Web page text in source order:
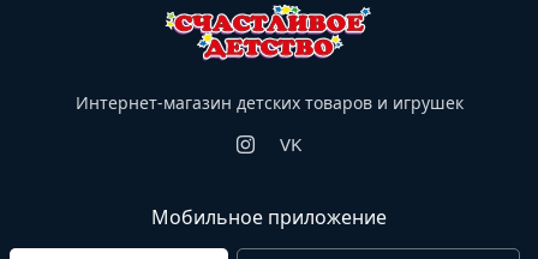
Интернет-магазин детских товаров и игрушек
VK
Мобильное приложение